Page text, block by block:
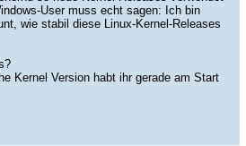
User muss echt sagen: Ich bin
wie stabil diese Linux-Kernel-Releases
Kernel Version habt ihr gerade am Start